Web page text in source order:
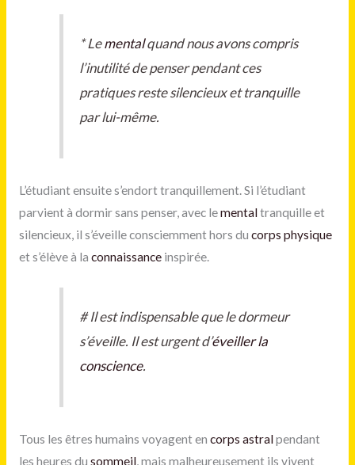
*Lementalquand nous avons compris
l’inutilité de penser pendant ces
pratiques reste silencieux et tranquille
par lui-même.
L’étudiant ensuite s’endort tranquillement. Si l’étudiant
parvient à dormir sans penser, avec lementaltranquille et
silencieux, il s’éveille consciemment hors du corps physique
et s’élève à la connaissanceinspirée.
#Il est indispensable que le dormeur
s’éveille. Il est urgent d’éveiller la
conscience.
Tous les êtres humains voyagent en corps astralpendant
les heures du sommeil, mais malheureusement ils vivent